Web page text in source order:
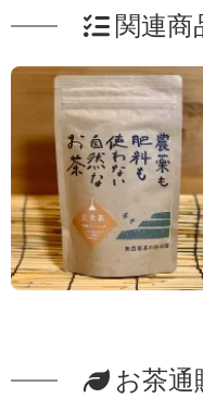
関連商
お茶